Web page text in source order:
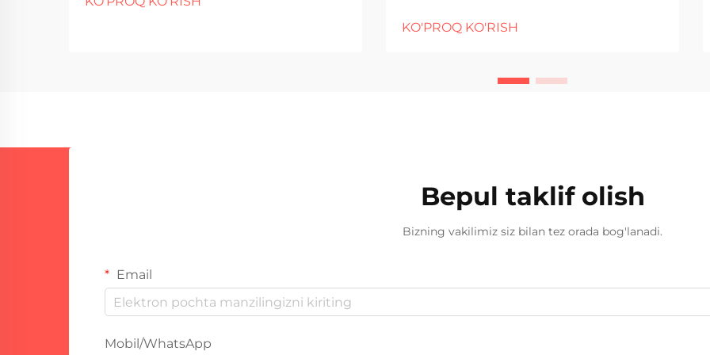
Ko'p tarmoqlarda payvandlash
material qalinliklarini
yaxshi ishlashda muhim rol
KO'PROQ KO'RISH
Bepul taklif olish
Bizning vakilimiz siz bilan tez orada bog'lanadi.
Email
Mobil/WhatsApp